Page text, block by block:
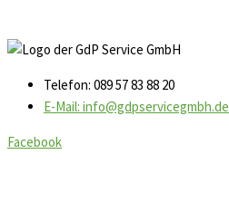
Telefon: 089 57 83 88 20
E-Mail: info@gdpservicegmbh.de
Facebook